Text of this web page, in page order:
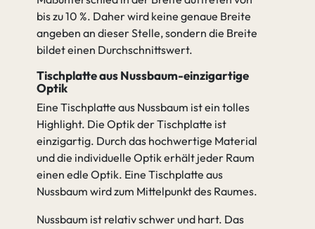
bis zu 10 %. Daher wird keine genaue Breite
angeben an dieser Stelle, sondern die Breite
bildet einen Durchschnittswert.
Tischplatte aus Nussbaum-einzigartige
Optik
Eine Tischplatte aus Nussbaum ist ein tolles
Highlight. Die Optik der Tischplatte ist
einzigartig. Durch das hochwertige Material
und die individuelle Optik erhält jeder Raum
einen edle Optik. Eine Tischplatte aus
Nussbaum wird zum Mittelpunkt des Raumes.
Nussbaum ist relativ schwer und hart. Das